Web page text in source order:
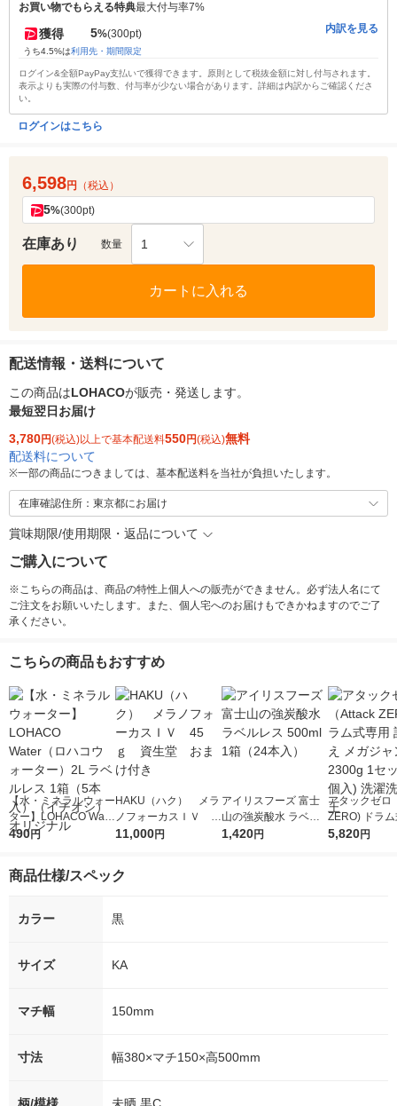
お買い物でもらえる特典最大付与率7%
獲得 5%(300pt)
うち4.5%は利用先・期間限定
内訳を見る
ログイン&全額PayPay支払いで獲得できます。原則として税抜金額に対し付与されます。
表示よりも実際の付与数、付与率が少ない場合があります。詳細は内訳からご確認くださ
い。
ログインはこちら
6,598円 （税込）
5%(300pt)
在庫あり 数量 1
カートに入れる
配送情報・送料について
この商品はLOHACOが販売・発送します。
最短翌日お届け
3,780円(税込)以上で基本配送料550円(税込)無料
配送料について
※一部の商品につきましては、基本配送料を当社が負担いたします。
在庫確認住所：東京都にお届け
賞味期限/使用期限・返品について
ご購入について
※こちらの商品は、商品の特性上個人への販売ができません。必ず法人名にて
ご注文をお願いいたします。また、個人宅へのお届けもできかねますのでご了
承ください。
こちらの商品もおすすめ
【水・ミネラルウォー
ター】LOHACO Wate
r（ロハコウォータ
シ） オリジナル
490円
HAKU（ハク） メラ
ノフォーカスＩＶ 4
5ｇ 資生堂 おまけ
11,000円
アイリスフーズ 富士
山の強炭酸水 ラベル
レス 500ml 1箱（24
1,420円
アタックゼロ
ZERO) ドラ
詰め替え メガ
5,820円
商品仕様/スペック
カラー 黒
サイズ KA
マチ幅 150mm
寸法 幅380×マチ150×高500mm